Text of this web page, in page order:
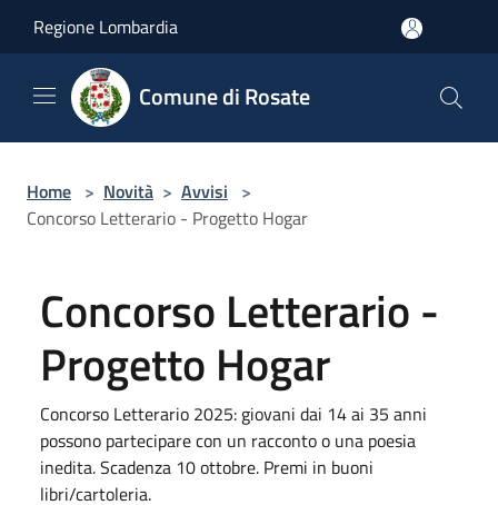
Regione Lombardia
Comune di Rosate
Home > Novità > Avvisi >
Concorso Letterario - Progetto Hogar
Concorso Letterario -
Progetto Hogar
Concorso Letterario 2025: giovani dai 14 ai 35 anni
possono partecipare con un racconto o una poesia
inedita. Scadenza 10 ottobre. Premi in buoni
libri/cartoleria.